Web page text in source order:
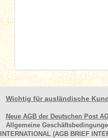
Wichtig für ausländische
Neue AGB der Deutschen Post
Allgemeine
INTERNATIONAL (AGB BRIEF